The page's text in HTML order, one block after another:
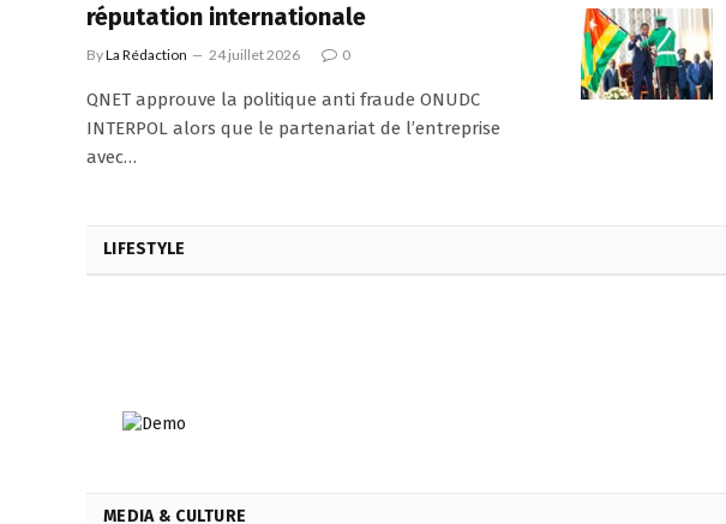
réputation internationale
ByLa Rédaction 24 juillet 2026 0
QNET approuve la politique anti fraude ONUDC
INTERPOL alors que le partenariat de l’entreprise
avec…
LIFESTYLE
MEDIA & CULTURE